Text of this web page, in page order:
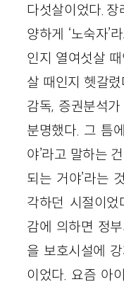
다섯살이었다.
양하게 ‘노숙자’
인지 열여섯살
살 때인지 헷갈
감독, 증권분석
분명했다. 그 틈
야’라고 말하는
되는 거야’라는
각하던 시절이었
감에 의하면 정
을 보호시설에
이었다. 요즘 아